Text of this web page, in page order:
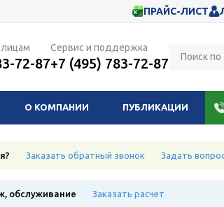
ПРАЙС-ЛИСТ
72-87
Сервис и поддержка
+7 (495) 783-72-87
О КОМПАНИИ ПУБЛИКАЦИИ
Заказать обратный звонок Задать
обслуживание Заказать расчет